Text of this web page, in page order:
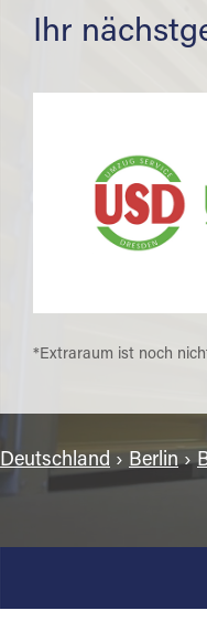
Ihr
*Extraraum ist noch
Deutschland › Berlin›